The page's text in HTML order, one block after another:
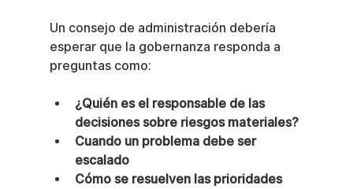
Un consejo de administración debería
esperar que la gobernanza responda a
preguntas como:
¿Quién es el responsable de las
decisiones sobre riesgos materiales?
Cuando un problema debe ser
escalado
Cómo se resuelven las prioridades